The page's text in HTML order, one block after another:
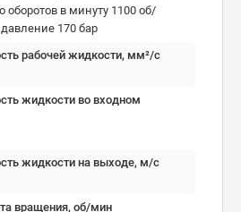
в минуту 1100 об/
170 бар
рабочей жидкости, мм²/c
жидкости во входном
жидкости на выходе, м/с
вращения, об/мин